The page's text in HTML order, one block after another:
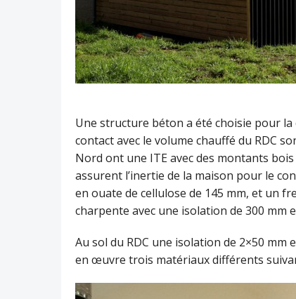
Une structure béton a été choisie pour
contact avec le volume chauffé du RDC
Nord ont une ITE avec des montants
assurent l’inertie de la maison pour le
en ouate de cellulose de 145 mm, et un
charpente avec une isolation de 300 mm
Au sol du RDC une isolation de 2×50
en œuvre trois matériaux différents